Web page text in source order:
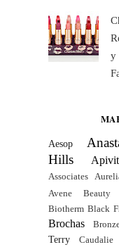
y
Aesop
Hills
Associates
Avene Beauty
Biotherm Black
Brochas
Terry
Caudalie